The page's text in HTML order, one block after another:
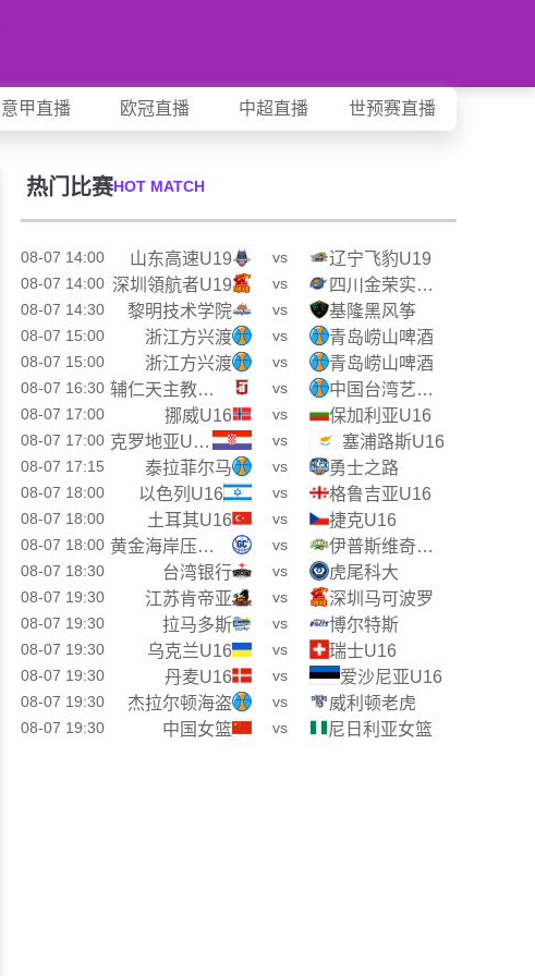
意甲直播 欧冠直播 中超直播 世预赛直播
热门比赛HOT MATCH
08-07 14:00 山东高速U19 vs 辽宁飞豹U19
08-07 14:00 深圳領航者U19 vs 四川金荣实业U19
08-07 14:30 黎明技术学院 vs 基隆黑风筝
08-07 15:00 浙江方兴渡 vs 青岛崂山啤酒
08-07 15:00 浙江方兴渡 vs 青岛崂山啤酒
08-07 16:30 辅仁天主教大学 vs 中国台湾艺术大学
08-07 17:00 挪威U16 vs 保加利亚U16
08-07 17:00 克罗地亚U16 vs 塞浦路斯U16
08-07 17:15 泰拉菲尔马 vs 勇士之路
08-07 18:00 以色列U16 vs 格鲁吉亚U16
08-07 18:00 土耳其U16 vs 捷克U16
08-07 18:00 黄金海岸压路机 vs 伊普斯维奇部队
08-07 18:30 台湾银行 vs 虎尾科大
08-07 19:30 江苏肯帝亚 vs 深圳马可波罗
08-07 19:30 拉马多斯 vs 博尔特斯
08-07 19:30 乌克兰U16 vs 瑞士U16
08-07 19:30 丹麦U16 vs 爱沙尼亚U16
08-07 19:30 杰拉尔顿海盗 vs 威利顿老虎
08-07 19:30 中国女篮 vs 尼日利亚女篮